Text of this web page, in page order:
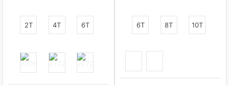
2T 4T 6T 6T 8T 10T